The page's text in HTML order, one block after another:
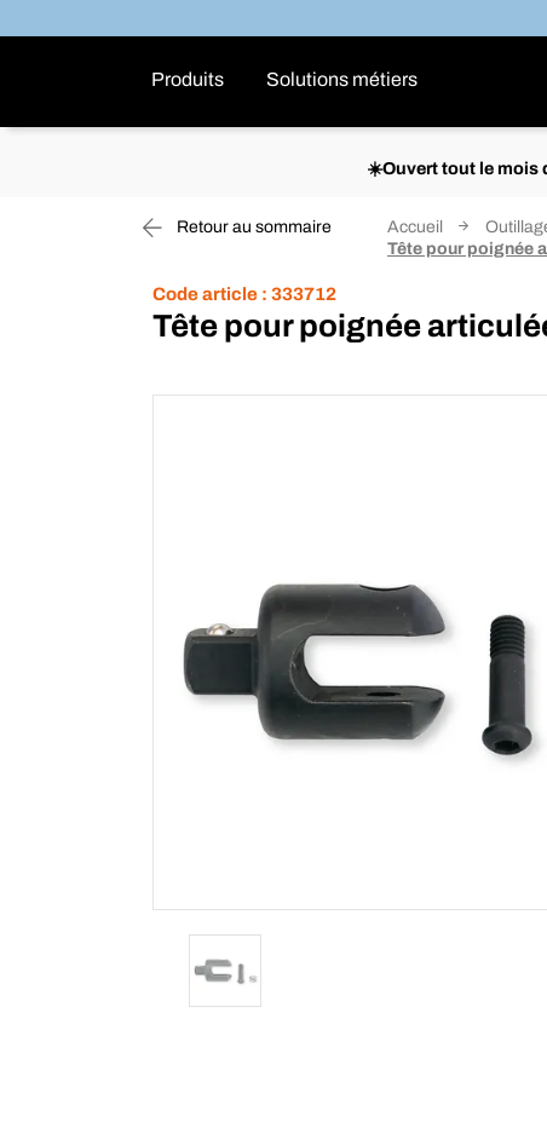
Produits Solutions métiers
☀️Ouvert tout le mois
Retour au sommaire Accueil
Tête pour poignée
Code article : 333712
Tête pour poignée